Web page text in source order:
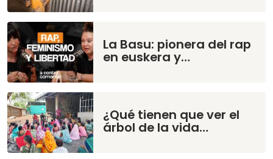
La Basu: pionera del rap
en euskera y…
¿Qué tienen que ver el
árbol de la vida…